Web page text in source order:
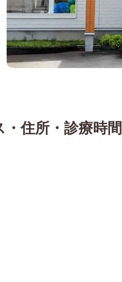
・住所・診療時間